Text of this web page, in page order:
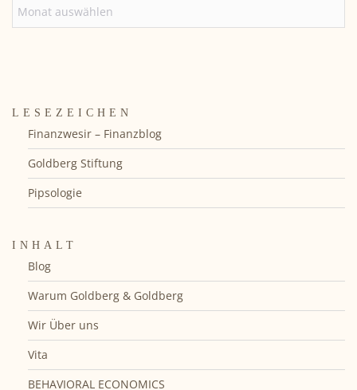
LESEZEICHEN
Finanzwesir – Finanzblog
Goldberg Stiftung
Pipsologie
INHALT
Blog
Warum Goldberg & Goldberg
Wir Über uns
Vita
BEHAVIORAL ECONOMICS